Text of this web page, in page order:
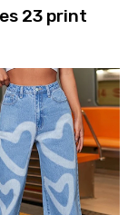
23 print